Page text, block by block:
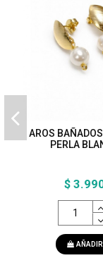
AROS
PERLA
$
AÑADIR